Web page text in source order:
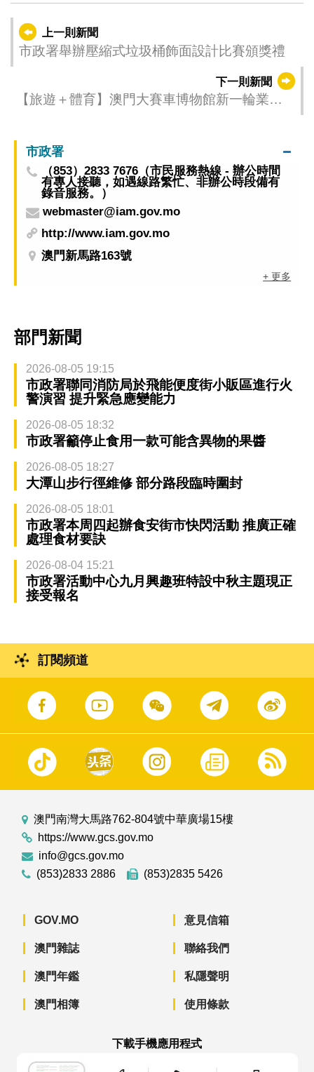
上一則新聞
市政署舉辦壓縮式垃圾桶飾面設計比賽頒獎禮
下一則新聞
【旅遊＋體育】澳門大賽車博物館新一輪業界
市政署
（853）2833 7676（市民服務熱線 - 辦公時間
有專人接聽，如遇線路繁忙、非辦公時段備有
錄音服務。）
webmaster@iam.gov.mo
http://www.iam.gov.mo
澳門新馬路163號
+ 更多
部門新聞
2026-08-05 19:15
市政署聯同消防局於飛能便度街小販區進行火
警演習 提升緊急應變能力
2026-08-05 18:32
市政署籲停止食用一款可能含異物的果醬
2026-08-05 18:27
大潭山步行徑維修 部分路段臨時圍封
2026-08-05 18:01
市政署本周四起辦食安街市快閃活動 推廣正確
處理食材要訣
2026-08-04 15:21
市政署活動中心九月興趣班特設中秋主題現正
接受報名
訂閱頻道
澳門南灣大馬路762-804號中華廣場15樓
https://www.gcs.gov.mo
info@gcs.gov.mo
(853)2833 2886
(853)2835 5426
GOV.MO
澳門雜誌
澳門年鑑
澳門相簿
意見信箱
聯絡我們
私隱聲明
使用條款
下載手機應用程式